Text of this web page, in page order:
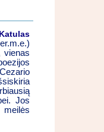
vienas
Jos
meilės